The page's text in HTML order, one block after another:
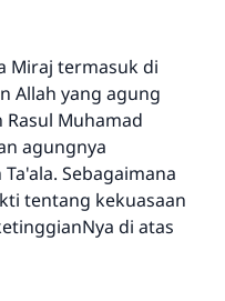
Miraj termasuk di
Allah yang agung
Muhamad
agungnya
Sebagaimana
tentang kekuasaan
di atas